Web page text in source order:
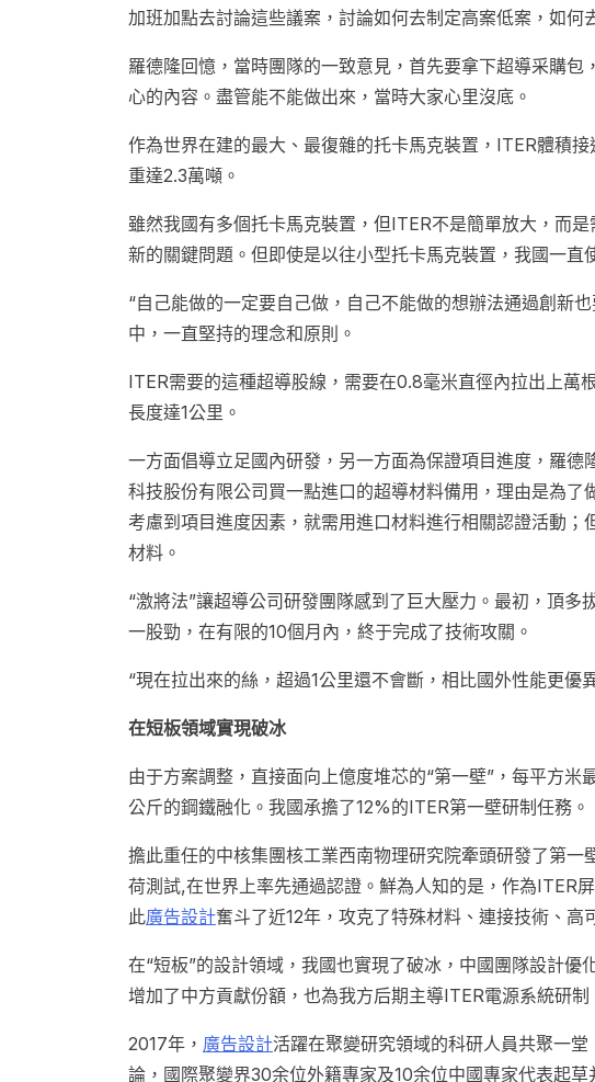
加班加點去討論這些議案，討論如何去制定高案低案，如何
羅德隆回憶，當時團隊的一致意見，首先要拿下超導采購
心的內容。盡管能不能做出來，當時大家心里沒底。
作為世界在建的最大、最復雜的托卡馬克裝置，ITER體積
重達2.3萬噸。
雖然我國有多個托卡馬克裝置，但ITER不是簡單放大，而
新的關鍵問題。但即使是以往小型托卡馬克裝置，我國一直
“自己能做的一定要自己做，自己不能做的想辦法通過創新
中，一直堅持的理念和原則。
ITER需要的這種超導股線，需要在0.8毫米直徑內拉出上萬
長度達1公里。
一方面倡導立足國內研發，另一方面為保證項目進度，羅德
科技股份有限公司買一點進口的超導材料備用，理由是為了
考慮到項目進度因素，就需用進口材料進行相關認證活動
材料。
“激將法”讓超導公司研發團隊感到了巨大壓力。最初，頂
一股勁，在有限的10個月內，終于完成了技術攻關。
“現在拉出來的絲，超過1公里還不會斷，相比國外性能更優
在短板領域實現破冰
由于方案調整，直接面向上億度堆芯的“第一壁”，每平方
公斤的鋼鐵融化。我國承擔了12%的ITER第一壁研制任務。
擔此重任的中核集團核工業西南物理研究院牽頭研發了第
荷測試,在世界上率先通過認證。鮮為人知的是，作為ITER
此廣告設計奮斗了近12年，攻克了特殊材料、連接技術、高
在“短板”的設計領域，我國也實現了破冰，中國團隊設計優
增加了中方貢獻份額，也為我方后期主導ITER電源系統研
2017年， 廣告設計活躍在聚變研究領域的科研人員共聚一
論，國際聚變界30余位外籍專家及10余位中國專家代表起